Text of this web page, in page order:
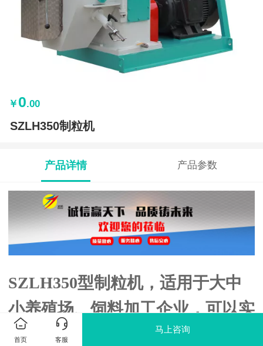
￥ 0.00
SZLH350制粒机
产品详情 产品参数
SZLH350型制粒机，适用于大中
小养殖场、饲料加工企业，可以实
现时产5吨粮食饲料的的产量，设
首页 客服
马上咨询